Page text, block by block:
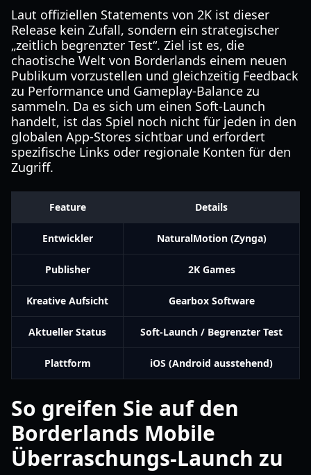
Laut offiziellen Statements von 2K ist dieser
Release kein Zufall, sondern ein strategischer
„zeitlich begrenzter Test“. Ziel ist es, die
chaotische Welt von Borderlands einem neuen
Publikum vorzustellen und gleichzeitig Feedback
zu Performance und Gameplay-Balance zu
sammeln. Da es sich um einen Soft-Launch
handelt, ist das Spiel noch nicht für jeden in den
globalen App-Stores sichtbar und erfordert
spezifische Links oder regionale Konten für den
Zugriff.
Feature Details
Entwickler NaturalMotion (Zynga)
Publisher 2K Games
Kreative Aufsicht Gearbox Software
Aktueller Status Soft-Launch / Begrenzter Test
Plattform iOS (Android ausstehend)
So greifen Sie auf den
Borderlands Mobile
Überraschungs-Launch zu